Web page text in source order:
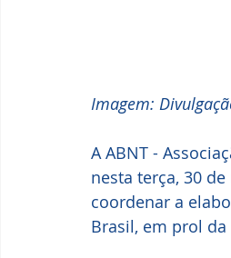
Imagem:
A ABNT -
nesta terça, 30
coordenar a
Brasil, em prol